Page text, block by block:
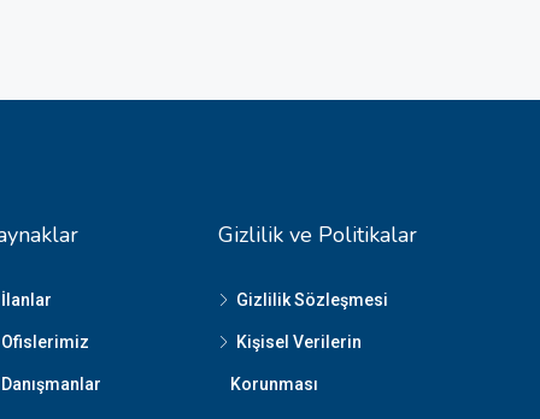
İlanlar
Ofislerimiz
Danışmanlar
Gizlilik ve Politikalar
Gizlilik Sözleşmesi
Kişisel Verilerin
Korunması